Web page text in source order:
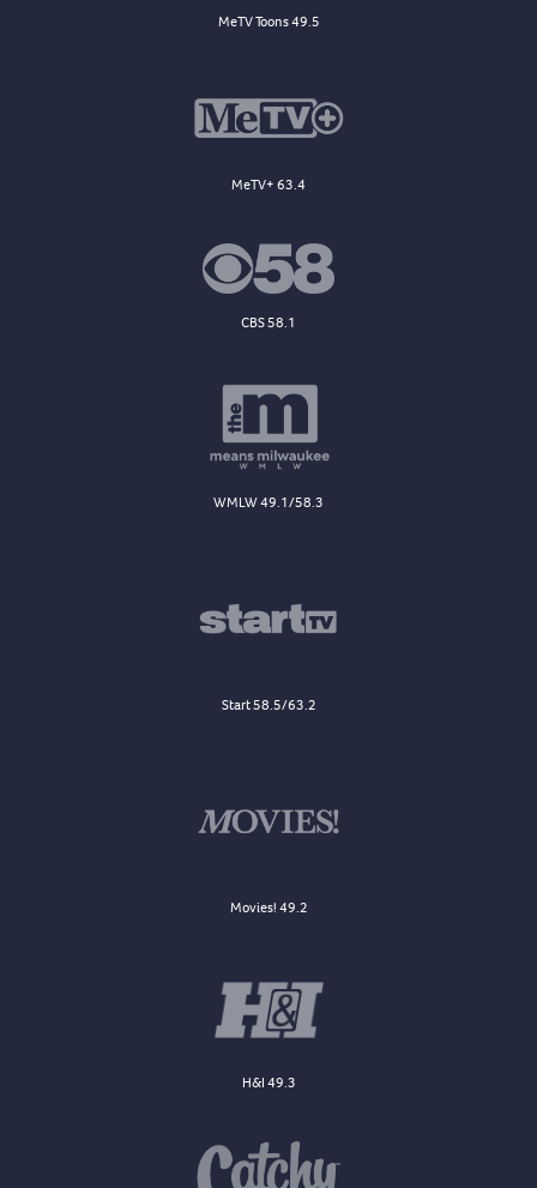
MeTV Toons 49.5
MeTV+ 63.4
CBS 58.1
WMLW 49.1/58.3
Start 58.5/63.2
Movies! 49.2
H&I 49.3